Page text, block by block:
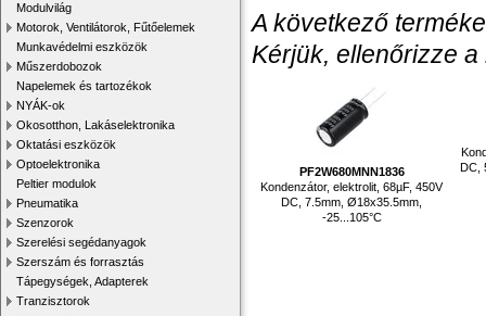
Modulvilág
Motorok, Ventilátorok, Fűtőelemek
Munkavédelmi eszközök
Műszerdobozok
Napelemek és tartozékok
NYÁK-ok
Okosotthon, Lakáselektronika
Oktatási eszközök
Optoelektronika
Peltier modulok
Pneumatika
Szenzorok
Szerelési segédanyagok
Szerszám és forrasztás
Tápegységek, Adapterek
Tranzisztorok
A következő
Kérjük, ellenőrizze
PF2W680MNN1836
Kondenzátor, elektrolit, 68µF, 450V
DC, 7.5mm, Ø18x35.5mm,
-25...105°C
DC,